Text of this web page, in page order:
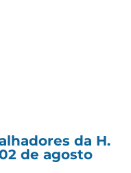
da H.
de agosto